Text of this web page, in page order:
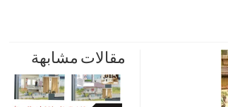
مقالات مشابهة